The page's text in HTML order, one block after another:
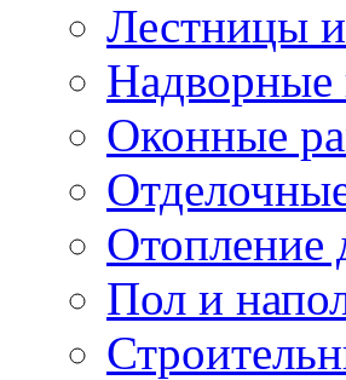
Лестницы
Надворные
Оконные
Отопление
Пол и